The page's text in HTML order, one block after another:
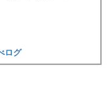
ログ